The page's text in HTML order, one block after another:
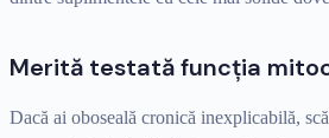
Merită testată funcția
Dacă ai oboseală cronică inexplicabilă,